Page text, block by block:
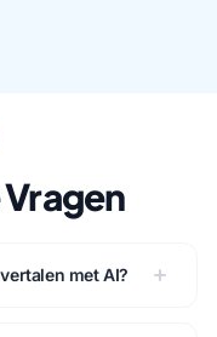
met AI?